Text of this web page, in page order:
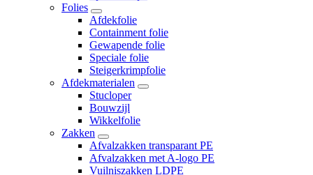
Folies
Afdekfolie
Containment folie
Gewapende folie
Speciale folie
Steigerkrimpfolie
Afdekmaterialen
Stucloper
Bouwzijl
Wikkelfolie
Zakken
Afvalzakken transparant PE
Afvalzakken met A-logo PE
Vuilniszakken LDPE